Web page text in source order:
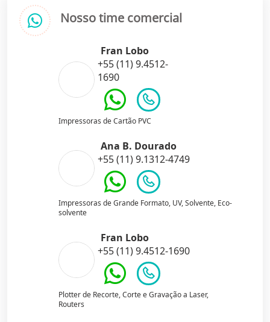
Nosso time comercial
Fran Lobo
+55 (11) 9.4512-
1690
Impressoras de Cartão PVC
Ana B. Dourado
+55 (11) 9.1312-4749
Impressoras de Grande Formato, UV, Solvente, Eco-
solvente
Fran Lobo
+55 (11) 9.4512-1690
Plotter de Recorte, Corte e Gravação a Laser,
Routers